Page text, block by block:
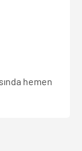
hemen